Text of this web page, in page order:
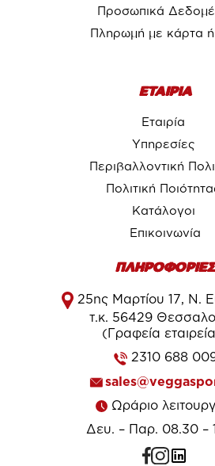
Προσωπικά
Πληρωμή με κάρτα ή
ΕΤΑΙΡΙΑ
Εταιρία
Υπηρεσίες
Περιβαλλοντική
Πολιτική
Κατάλογοι
Επικοινωνία
ΠΛΗΡΟΦΟΡΙΕΣ
25ης Μαρτίου 17, Ν.
τ.κ. 56429
(Γραφεία
2310 688
Ωράριο
Δευ. – Παρ. 08.30 –